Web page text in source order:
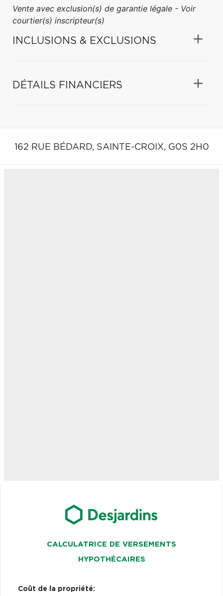
Vente avec exclusion(s) de garantie légale - Voir
courtier(s) inscripteur(s)
INCLUSIONS & EXCLUSIONS
DÉTAILS FINANCIERS
162 RUE BÉDARD, SAINTE-CROIX, G0S 2H0
CALCULATRICE DE VERSEMENTS
HYPOTHÉCAIRES
Coût de la propriété: